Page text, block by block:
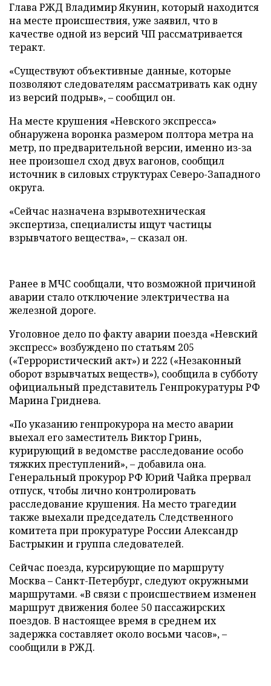
Глава РЖД Владимир Якунин, который находится
на месте происшествия, уже заявил, что в
качестве одной из версий ЧП рассматривается
теракт.
«Существуют объективные данные, которые
позволяют следователям рассматривать как одну
из версий подрыв», – сообщил он.
На месте крушения «Невского экспресса»
обнаружена воронка размером полтора метра на
метр, по предварительной версии, именно из-за
нее произошел сход двух вагонов, сообщил
источник в силовых структурах Северо-Западного
округа.
«Сейчас назначена взрывотехническая
экспертиза, специалисты ищут частицы
взрывчатого вещества», – сказал он.
Ранее в МЧС сообщали, что возможной причиной
аварии стало отключение электричества на
железной дороге.
Уголовное дело по факту аварии поезда «Невский
экспресс» возбуждено по статьям 205
(«Террористический акт») и 222 («Незаконный
оборот взрывчатых веществ»), сообщила в субботу
официальный представитель Генпрокуратуры РФ
Марина Гриднева.
«По указанию генпрокурора на место аварии
выехал его заместитель Виктор Гринь,
курирующий в ведомстве расследование особо
тяжких преступлений», – добавила она.
Генеральный прокурор РФ Юрий Чайка прервал
отпуск, чтобы лично контролировать
расследование крушения. На место трагедии
также выехали председатель Следственного
комитета при прокуратуре России Александр
Бастрыкин и группа следователей.
Сейчас поезда, курсирующие по маршруту
Москва – Санкт-Петербург, следуют окружными
маршрутами. «В связи с происшествием изменен
маршрут движения более 50 пассажирских
поездов. В настоящее время в среднем их
задержка составляет около восьми часов», –
сообщили в РЖД.